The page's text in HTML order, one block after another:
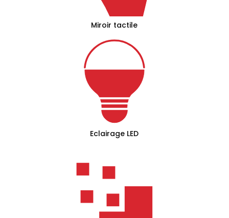
Miroir tactile
Eclairage LED